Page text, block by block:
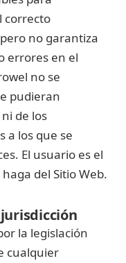
correcto
no garantiza
errores en el
no se
pudieran
de los
a los que se
El usuario es el
del Sitio Web.
la legislación
cualquier